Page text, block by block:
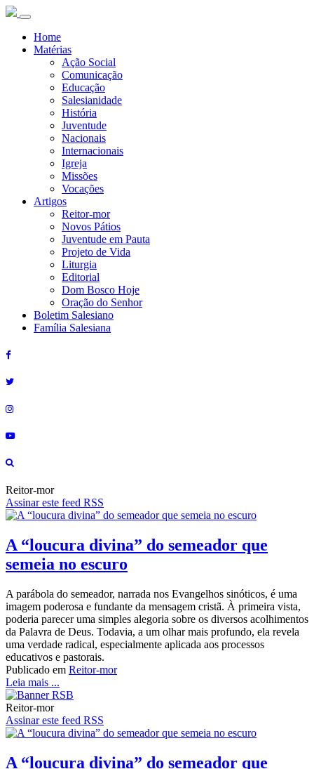
Home
Matérias
Ação Social
Comunicação
Educação
Salesianidade
História
Juventude
Nacionais
Internacionais
Igreja
Missões
Vocações
Artigos
Reitor-mor
Novos Pátios
Juventude em Pauta
Projeto de Vida
Liturgia
Editorial
Dom Bosco Hoje
Oração do Senhor
Boletim Salesiano
Família Salesiana
Reitor-mor
Assinar este feed RSS
A “loucura divina” do semeador que
semeia no escuro
A parábola do semeador, narrada nos Evangelhos sinóticos, é uma
imagem poderosa e fundante da mensagem cristã. À primeira vista,
poderia parecer uma simples alegoria sobre os diversos acolhimentos
da Palavra de Deus. Todavia, a um olhar mais profundo, ela revela
uma verdade radical, especialmente aplicada aos processos
educativos e pastorais.
Publicado em Reitor-mor
Leia mais ...
Reitor-mor
Assinar este feed RSS
A “loucura divina” do semeador que